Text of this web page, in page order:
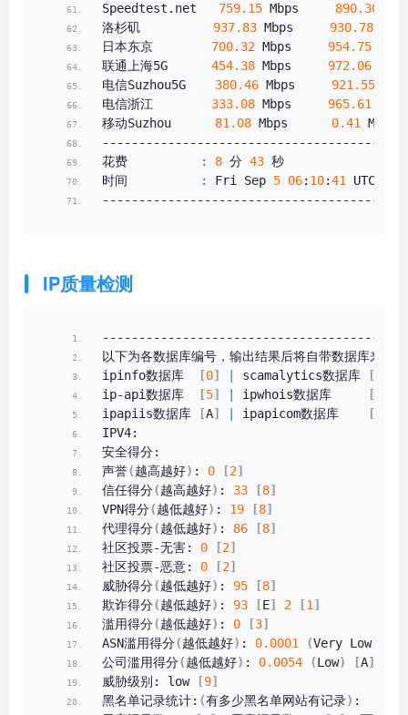
Speedtest. net 759.15 Mbps 890.30
洛杉矶 937.83 Mbps 930.78
日本东京 700.32 Mbps 954.75
联通上海5G 454.38 Mbps 972.06
电信Suzhou5G 380.46 Mbps 921.55
电信浙江 333.08 Mbps 965.61
移动Suzhou 81.08 Mbps 0.41
花费
: 8 分 43 秒
时间
: Fri Sep 5 06: 10:41 UTC
IP质量检测
--------------------------------------IP
以下为各数据库编号，输出结果后将自带数据库来源
ipinfo数据库
[0] scamalytics数据库 [
ip-api数据库
[5] ipwhois数据库 [
ipapiis数据库
[A] ipapicom数据库 [
IPV4:
安全得分:
声誉(越高越好) : 0 [2]
信任得分(越高越好) : 33 [8]
VPN得分(越低越好) : 19 [8]
代理得分(越低越好) : 86 [8]
社区投票-无害: 0 [2]
社区投票-恶意: 0 [2]
威胁得分(越低越好) : 95 [8]
欺诈得分(越低越好) : 93 [E] 2 [1 ]
滥用得分(越低越好) : 0 [3]
ASN滥用得分(越低越好) : 0.0001 (Very Low)
公司滥用得分(越低越好) : 0.0054 (Low) [A]
威胁级别: low
[9]
黑名单记录统计: (有多少黑名单网站有记录) :